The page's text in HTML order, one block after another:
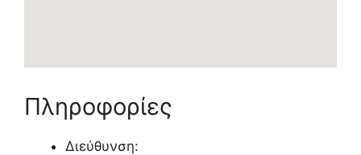
Πληροφορίες
Διεύθυνση: